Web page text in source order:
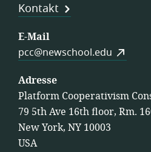
Kontakt
E-Mail
pcc@newschool.edu
Adresse
Platform Cooperativism
79 5th Ave 16th floor, Rm.
New York, NY 10003
USA